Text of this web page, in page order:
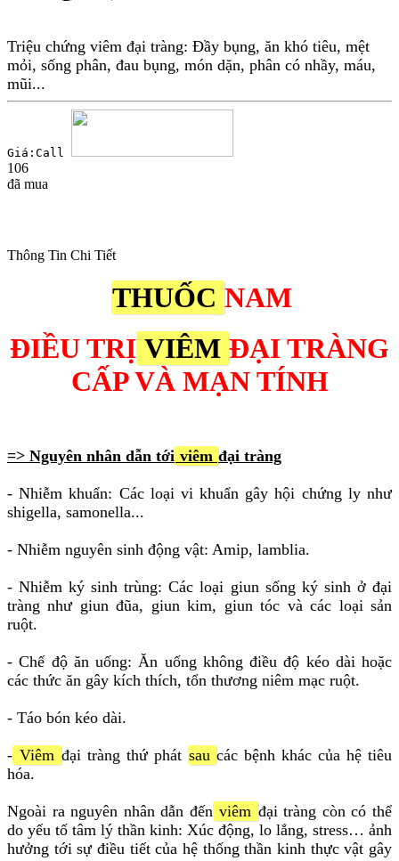
Triệu chứng viêm đại tràng: Đầy bụng, ăn khó tiêu, mệt
mỏi, sống phân, đau bụng, món dặn, phân có nhầy, máu,
mũi...
Giá:Call
106
đã mua
Thông Tin Chi Tiết
THUỐC NAM
ĐIỀU TRỊ VIÊM ĐẠI TRÀNG
CẤP VÀ MẠN TÍNH
=> Nguyên nhân dẫn tới viêm đại tràng
- Nhiễm khuẩn: Các loại vi khuẩn gây hội chứng ly như
shigella, samonella...
- Nhiễm nguyên sinh động vật: Amip, lamblia.
- Nhiễm ký sinh trùng: Các loại giun sống ký sinh ở đại
tràng như giun đũa, giun kim, giun tóc và các loại sản
ruột.
- Chế độ ăn uống: Ăn uống không điều độ kéo dài hoặc
các thức ăn gây kích thích, tổn thương niêm mạc ruột.
- Táo bón kéo dài.
- Viêm đại tràng thứ phát sau các bệnh khác của hệ tiêu
hóa.
Ngoài ra nguyên nhân dẫn đến viêm đại tràng còn có thể
do yếu tố tâm lý thần kinh: Xúc động, lo lắng, stress… ảnh
hưởng tới sự điều tiết của hệ thống thần kinh thực vật gây